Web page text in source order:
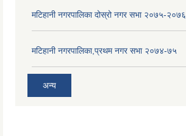
मटिहानी नगरपालिका दोस्रो नगर सभा २०७५-२०७६
मटिहानी नगरपालिका,प्रथम नगर सभा २०७४-७५
अन्य